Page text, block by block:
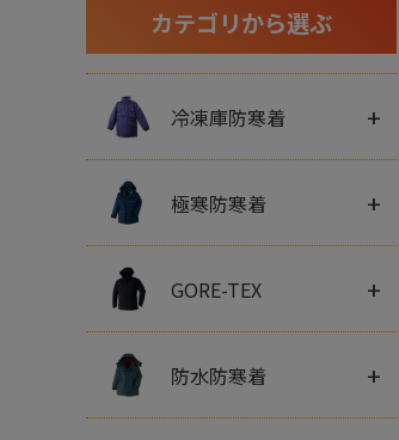
カテゴリから選ぶ
冷凍庫防寒着 +
極寒防寒着 +
GORE-TEX +
防水防寒着 +